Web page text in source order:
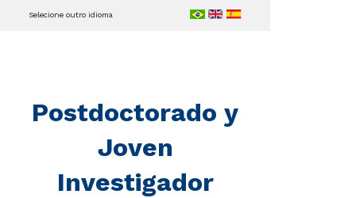
Postdoctorado y
Joven
Investigador
Selecione outro idioma